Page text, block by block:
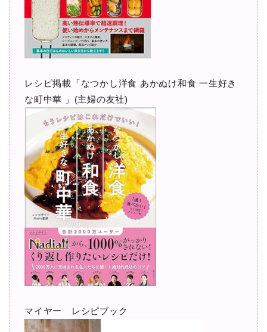
レシピ掲載「なつかし洋食 あかぬけ和食 一生好き
な町中華 」(主婦の友社)
マイヤー レシピブック